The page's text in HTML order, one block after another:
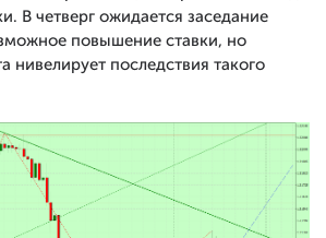
В четверг ожидается заседание
повышение ставки, но
нивелирует последствия такого